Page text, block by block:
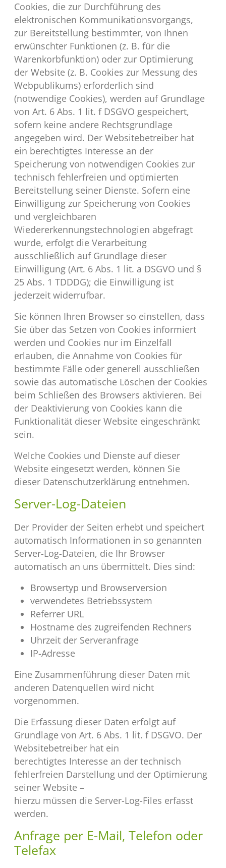
Cookies, die zur Durchführung des
elektronischen Kommunikationsvorgangs,
zur Bereitstellung bestimmter, von Ihnen
erwünschter Funktionen (z. B. für die
Warenkorbfunktion) oder zur Optimierung
der Website (z. B. Cookies zur Messung des
Webpublikums) erforderlich sind
(notwendige Cookies), werden auf Grundlage
von Art. 6 Abs. 1 lit. f DSGVO gespeichert,
sofern keine andere Rechtsgrundlage
angegeben wird. Der Websitebetreiber hat
ein berechtigtes Interesse an der
Speicherung von notwendigen Cookies zur
technisch fehlerfreien und optimierten
Bereitstellung seiner Dienste. Sofern eine
Einwilligung zur Speicherung von Cookies
und vergleichbaren
Wiedererkennungstechnologien abgefragt
wurde, erfolgt die Verarbeitung
ausschließlich auf Grundlage dieser
Einwilligung (Art. 6 Abs. 1 lit. a DSGVO und §
25 Abs. 1 TDDDG); die Einwilligung ist
jederzeit widerrufbar.
Sie können Ihren Browser so einstellen, dass
Sie über das Setzen von Cookies informiert
werden und Cookies nur im Einzelfall
erlauben, die Annahme von Cookies für
bestimmte Fälle oder generell ausschließen
sowie das automatische Löschen der Cookies
beim Schließen des Browsers aktivieren. Bei
der Deaktivierung von Cookies kann die
Funktionalität dieser Website eingeschränkt
sein.
Welche Cookies und Dienste auf dieser
Website eingesetzt werden, können Sie
dieser Datenschutzerklärung entnehmen.
Server-Log-Dateien
Der Provider der Seiten erhebt und speichert
automatisch Informationen in so genannten
Server-Log-Dateien, die Ihr Browser
automatisch an uns übermittelt. Dies sind:
Browsertyp und Browserversion
verwendetes Betriebssystem
Referrer URL
Hostname des zugreifenden Rechners
Uhrzeit der Serveranfrage
IP-Adresse
Eine Zusammenführung dieser Daten mit
anderen Datenquellen wird nicht
vorgenommen.
Die Erfassung dieser Daten erfolgt auf
Grundlage von Art. 6 Abs. 1 lit. f DSGVO. Der
Websitebetreiber hat ein
berechtigtes Interesse an der technisch
fehlerfreien Darstellung und der Optimierung
seiner Website –
hierzu müssen die Server-Log-Files erfasst
werden.
Anfrage per E-Mail, Telefon oder
Telefax